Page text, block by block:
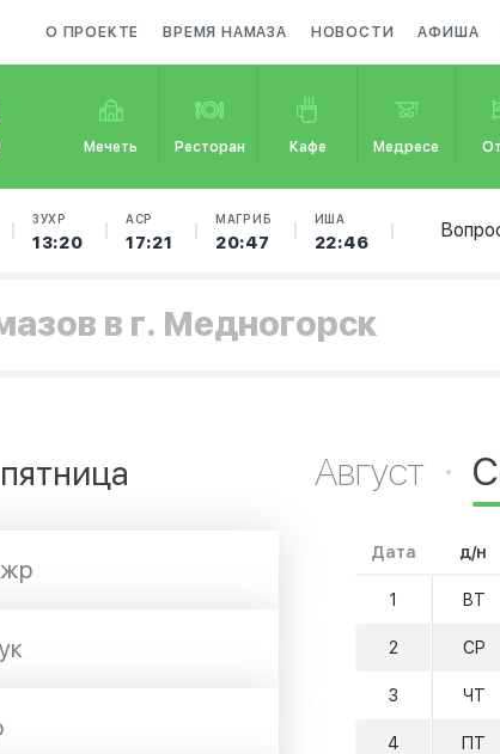
О ПРОЕКТЕ ВРЕМЯ НАМАЗА НОВОСТИ АФИША
Мечеть Ресторан Кафе Медресе
ЗУХР
13:20
АСР
17:21
МАГРИБ
20:47
ИША
22:46
в г. Медногорск
Август
Дата д/н
1 ВТ
2 СР
3 ЧТ
4 ПТ